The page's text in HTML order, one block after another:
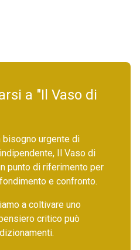
a "Il Vaso di
bisogno urgente di
Il Vaso di
punto di riferimento per
e confronto.
a coltivare uno
critico può